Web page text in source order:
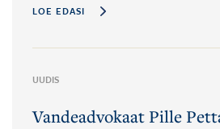
LOE EDASI
UUDIS
Vandeadvokaat Pille